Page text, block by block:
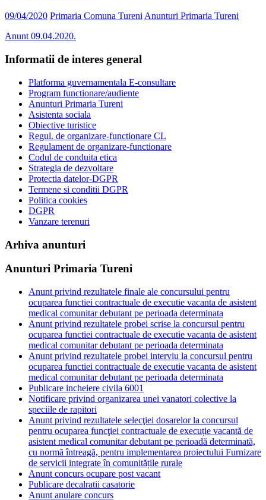
09/04/2020 Primaria Comuna TureniAnunturi Primaria Tureni
Anunt 09.04.2020.
Informatii de interes general
Platforma guvernamentala E-consultare
Program functionare/audiente
Anunturi Primaria Tureni
Asistenta sociala
Obiective turistice
Regul. de organizare-functionare CL
Regulament de organizare-functionare
Codul de conduita etica
Strategia de dezvoltare
Protectia datelor-DGPR
Termene si conditii DGPR
Politica cookies
DGPR
Vanzare terenuri
Arhiva anunturi
Anunturi Primaria Tureni
Anunt privind rezultatele finale ale concursului pentru
ocuparea functiei contractuale de executie vacanta de asistent
medical comunitar debutant pe perioada determinata
Anunt privind rezultatele probei scrise la concursul pentru
ocuparea functiei contractuale de executie vacanta de asistent
medical comunitar debutant pe perioada determinata
Anunt privind rezultatele probei interviu la concursul pentru
ocuparea functiei contractuale de executie vacanta de asistent
medical comunitar debutant pe perioada determinata
Publicare incheiere civila 6001
Notificare privind organizarea unei vanatori colective la
speciile de rapitori
Anunt privind rezultatele selecţiei dosarelor la concursul
pentru ocuparea funcţiei contractuale de execuție vacantă de
asistent medical comunitar debutant pe perioadă determinată,
cu normă întreagă, pentru implementarea proiectului Furnizare
de servicii integrate în comunitățile rurale
Anunt concurs ocupare post vacant
Publicare decalratii casatorie
Anunt anulare concurs